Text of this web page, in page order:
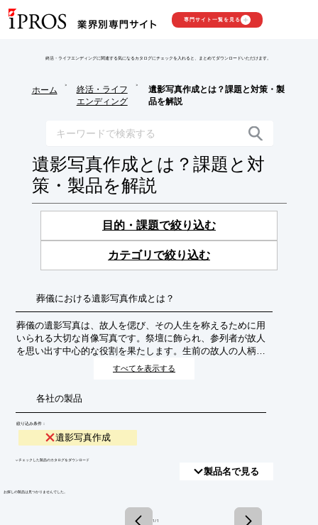
専門サイト一覧を見る
終活・ライフエンディングに関連する気になるカタログにチェックを入れると、まとめてダウンロードいただけます。
ホーム
>
終活・ライフ
エンディング
>
遺影写真作成とは？課題と対策・製
品を解説
遺影写真作成とは？課題と対
策・製品を解説
目的・課題で絞り込む
カテゴリで絞り込む
葬儀における遺影写真作成とは？
葬儀の遺影写真は、故人を偲び、その人生を称えるために用
いられる大切な肖像写真です。祭壇に飾られ、参列者が故人
を思い出す中心的な役割を果たします。生前の故人の人柄や
思い出が伝わる、温かく、そして品格のある写真が求められ
すべてを表示する
各社の製品
絞り込み条件：
遺影写真作成
​▼チェックした製品のカタログをダウンロード
製品名で見る
​お探しの製品は見つかりませんでした。
1 / 1